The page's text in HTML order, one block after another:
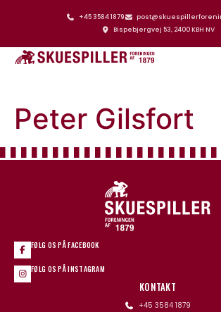
+45 3584 1879
Bispebjergvej 53, 2400 KBH NV
Peter Gilsfort
FØLG OS PÅ FACEBOOK
FØLG OS PÅ INSTAGRAM
KONTAKT
+45 3584 1879